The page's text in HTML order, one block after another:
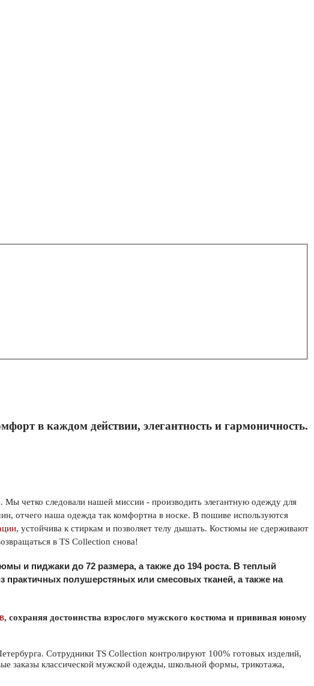
в каждом действии, элегантность и гармоничность.
четко следовали нашей миссии - производить элегантную одежду для
отчего наша одежда так комфортна в носке. В пошиве используются
, устойчива к стиркам и позволяет телу дышать. Костюмы не сдерживают
в TS Collection снова!
и пиджаки до 72 размера, а также до 194 роста. В теплый
полушерстяных или смесовых тканей, а также на
, сохраняя достоинства взрослого мужского костюма и прививая юному
Сотрудники TS Collection контролируют 100% готовых изделий,
заказы классической мужской одежды, школьной формы, трикотажа,